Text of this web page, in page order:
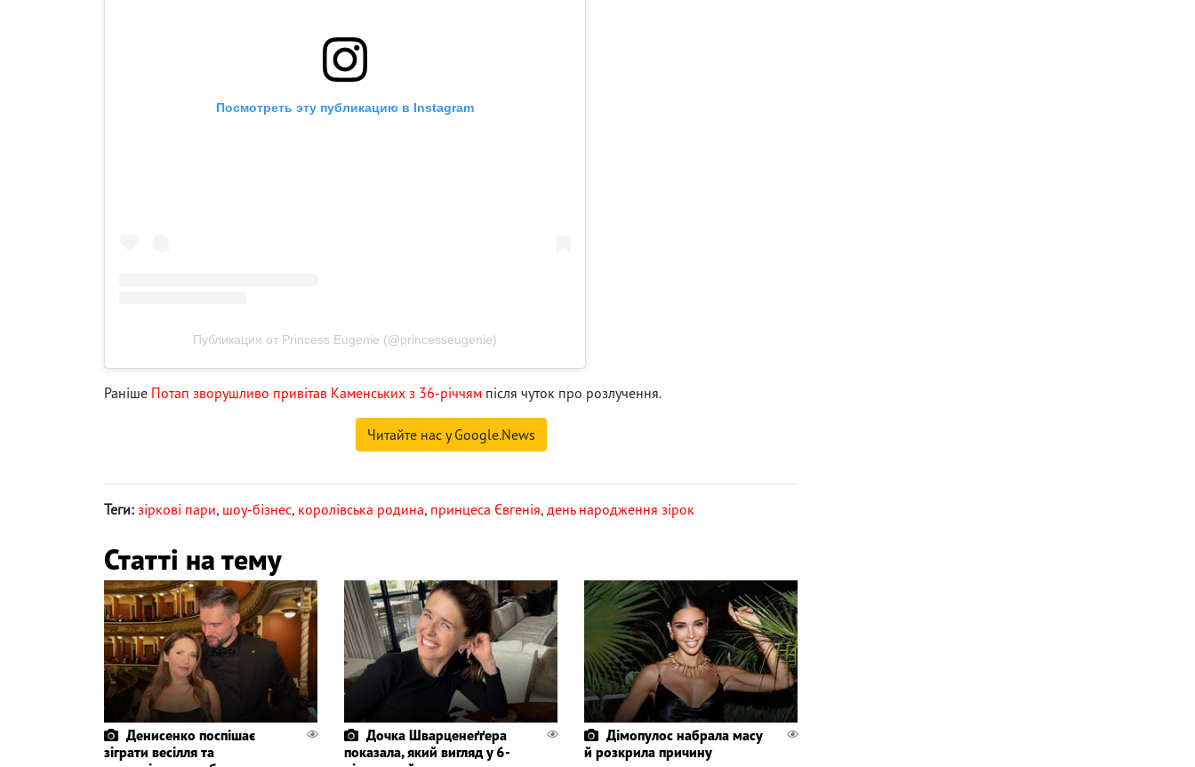
Посмотреть эту публикацию в Instagram
Публикация от Princess Eugenie (@princesseugenie)
Раніше Потап зворушливо привітав Каменських з 36-річчям після чуток про розлучення.
Читайте нас у Google.News
Теги: зіркові пари, шоу-бізнес, королівська родина, принцеса Євгенія, день народження зірок
Статті на тему
Денисенко поспішає
зіграти весілля та
Дочка Шварценеґґера
показала, який вигляд у 6-
Дімопулос набрала масу
й розкрила причину